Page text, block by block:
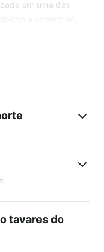
em uma das
tavares do